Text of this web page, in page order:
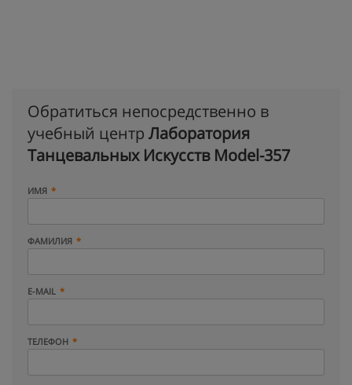
Обратиться непосредственно в
учебный центр Лаборатория
Танцевальных Искусств Model-357
ИМЯ
ФАМИЛИЯ
E-MAIL
ТЕЛЕФОН